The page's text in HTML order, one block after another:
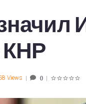
КНР
Views 0